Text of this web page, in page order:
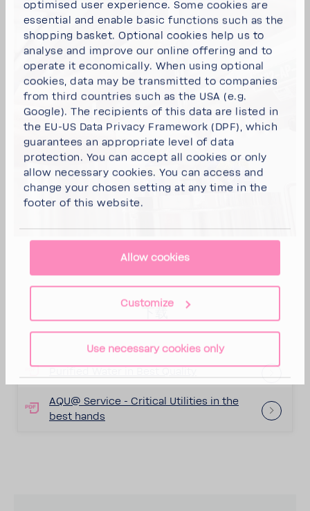
optimised user experience. Some cookies are
essential and enable basic functions such as the
shopping basket. Optional cookies help us to
analyse and improve our online offering and to
operate it economically. When using optional
cookies, data may be transmitted to companies
from third countries such as the USA (e.g.
Google). The recipients of this data are listed in
the EU-US Data Privacy Framework (DPF), which
guarantees an appropriate level of data
protection. You can accept all cookies or only
allow necessary cookies. You can access and
change your chosen setting at any time in the
footer of this website.
Allow cookies
Customize
Use necessary cookies only
AQU@ Service - Critical Utilities in the
best hands